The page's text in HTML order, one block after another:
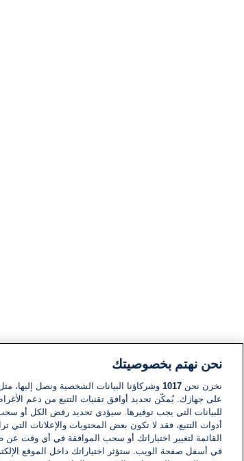
نحن نهتم بخصوصيتك
نخزن نحن 1017 وشركاؤنا البيانات الشخصية ونصل إليها،
على جهازك. يُمكّن تحديد أوافق تقنيات التتبع من دعم
للبيانات التي يجب توفيرها. سيؤدي تحديد رفض الكل أو
أدوات التتبع، فقد لا تكون بعض المحتويات والإعلانات
القائمة لتغيير اختياراتك أو سحب الموافقة في أي وقت عن
في أسفل صفحة الويب. ستؤثر اختياراتك داخل الموقع